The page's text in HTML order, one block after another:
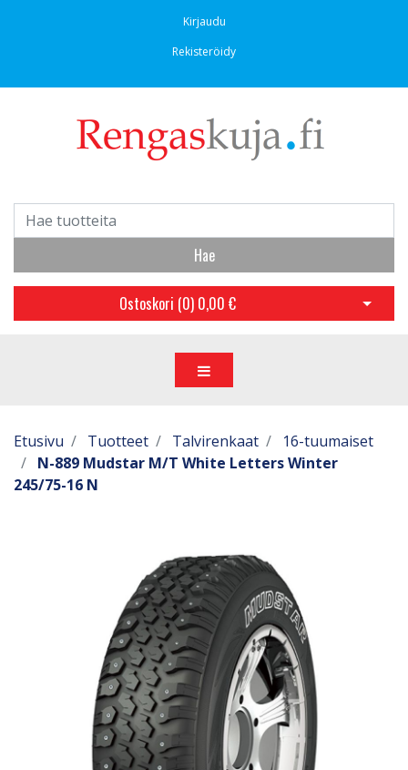
Kirjaudu
Rekisteröidy
Hae
Ostoskori (0) 0,00 € Avaa
Etusivu Tuotteet Talvirenkaat
16-tuumaiset
N-889 Mudstar M/T White Letters Winter
245/75-16 N